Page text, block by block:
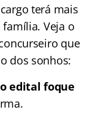
terá mais
Veja o
que
dos sonhos:
edital foque